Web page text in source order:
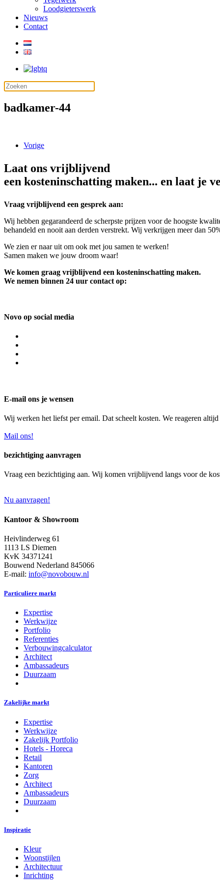
Loodgieterswerk
Nieuws
Contact
badkamer-44
Vorige
Laat ons vrijblijvend
een kosteninschatting maken... en laat je
Vraag vrijblijvend een gesprek aan:
Wij hebben gegarandeerd de scherpste prijzen voor de hoogste
behandeld en nooit aan derden verstrekt. Wij verkrijgen meer dan
We zien er naar uit om ook met jou samen te werken!
Samen maken we jouw droom waar!
We komen graag vrijblijvend een kosteninschatting maken.
We nemen binnen 24 uur contact op:
Novo op social media
E-mail ons je wensen
Wij werken het liefst per email. Dat scheelt kosten. We reageren
Mail ons!
bezichtiging aanvragen
Vraag een bezichtiging aan. Wij komen vrijblijvend langs voor de
Nu aanvragen!
Kantoor & Showroom
Heivlinderweg 61
1113 LS Diemen
KvK 34371241
Bouwend Nederland 845066
E-mail: info@novobouw.nl
Particuliere markt
Expertise
Werkwijze
Portfolio
Referenties
Verbouwingcalculator
Architect
Ambassadeurs
Duurzaam
Zakelijke markt
Expertise
Werkwijze
Zakelijk Portfolio
Hotels - Horeca
Retail
Kantoren
Zorg
Architect
Ambassadeurs
Duurzaam
Inspiratie
Kleur
Woonstijlen
Architectuur
Inrichting